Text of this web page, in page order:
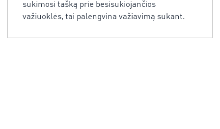
sukimosi tašką prie besisukiojančios
važiuoklės, tai palengvina važiavimą sukant.